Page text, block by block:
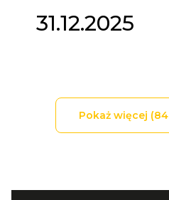
31.12.2025
Pokaż więcej (84